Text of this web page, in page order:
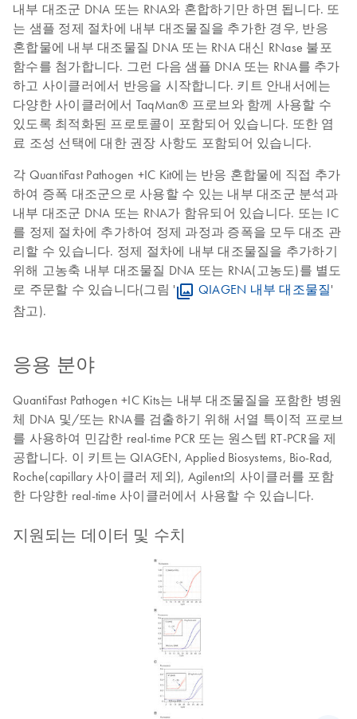
내부 대조군 DNA 또는 RNA와 혼합하기만 하면 됩니다. 또
는 샘플 정제 절차에 내부 대조물질을 추가한 경우, 반응
혼합물에 내부 대조물질 DNA 또는 RNA 대신 RNase 불포
함수를 첨가합니다. 그런 다음 샘플 DNA 또는 RNA를 추가
하고 사이클러에서 반응을 시작합니다. 키트 안내서에는
다양한 사이클러에서 TaqMan® 프로브와 함께 사용할 수
있도록 최적화된 프로토콜이 포함되어 있습니다. 또한 염
료 조성 선택에 대한 권장 사항도 포함되어 있습니다.
각 QuantiFast Pathogen +IC Kit에는 반응 혼합물에 직접 추가
하여 증폭 대조군으로 사용할 수 있는 내부 대조군 분석과
내부 대조군 DNA 또는 RNA가 함유되어 있습니다. 또는 IC
를 정제 절차에 추가하여 정제 과정과 증폭을 모두 대조 관
리할 수 있습니다. 정제 절차에 내부 대조물질을 추가하기
위해 고농축 내부 대조물질 DNA 또는 RNA(고농도)를 별도
로 주문할 수 있습니다(그림 '
QIAGEN 내부 대조물질'
참고).
응용 분야
QuantiFast Pathogen +IC Kits는 내부 대조물질을 포함한 병원
체 DNA 및/또는 RNA를 검출하기 위해 서열 특이적 프로브
를 사용하여 민감한 real-time PCR 또는 원스텝 RT-PCR을 제
공합니다. 이 키트는 QIAGEN, Applied Biosystems, Bio-Rad,
Roche(capillary 사이클러 제외), Agilent의 사이클러를 포함
한 다양한 real-time 사이클러에서 사용할 수 있습니다.
지원되는 데이터 및 수치